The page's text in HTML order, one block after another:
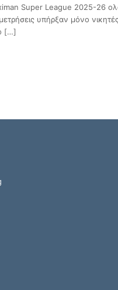
Super League 2025-26
υπήρξαν μόνο
[…]